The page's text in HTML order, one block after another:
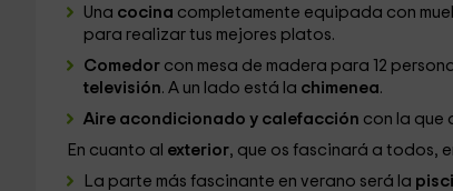
Una cocina completamente equipada con
para realizar tus mejores platos.
Comedorcon mesa de madera para 12
televisión. A un lado está la chimenea.
Aire acondicionado y calefacción con la que
En cuanto al exterior, que os fascinará a todos,
La parte más fascinante en verano será la